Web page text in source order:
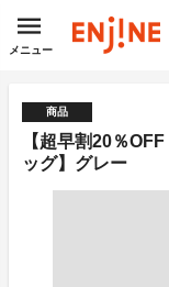
メニュー
商品
【超早割20％
ッグ】グレー